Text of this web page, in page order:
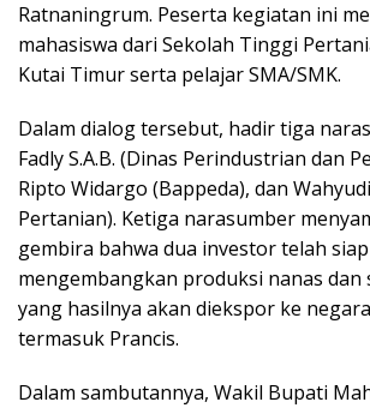
Ratnaningrum. Peserta kegiatan ini
mahasiswa dari Sekolah Tinggi
Kutai Timur serta pelajar SMA/SMK.
Dalam dialog tersebut, hadir tiga
Fadly S.A.B. (Dinas Perindustrian dan
Ripto Widargo (Bappeda), dan
Pertanian). Ketiga narasumber
gembira bahwa dua investor telah siap
mengembangkan produksi nanas dan
yang hasilnya akan diekspor ke
termasuk Prancis.
Dalam sambutannya, Wakil Bupati